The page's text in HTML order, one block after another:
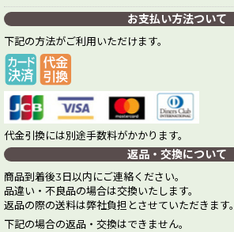
お支払い方法ついて
下記の方法がご利用いただけます。
代金引換には別途手数料がかかります。
返品・交換について
商品到着後3日以内にご連絡ください。
品違い・不良品の場合は交換いたします。
返品の際の送料は弊社負担とさせていただきます。
下記の場合の返品・交換はできません。